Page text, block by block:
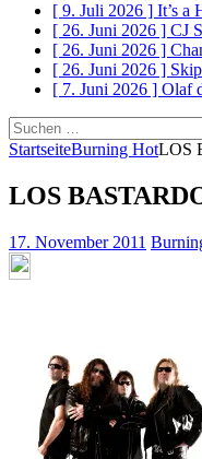
[ 9. Juli 2026 ] It’s a
[ 26. Juni 2026 ] CJ
[ 26. Juni 2026 ]
[ 26. Juni 2026 ]
[ 7. Juni 2026 ] Olaf
Suchen
nach:
StartseiteBurning HotLOS
LOS
17. November 2011